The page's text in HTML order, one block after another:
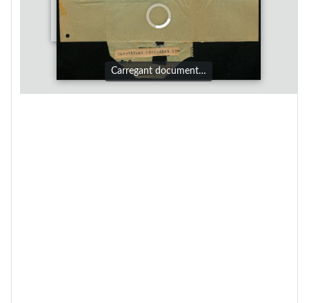
Carregant document…